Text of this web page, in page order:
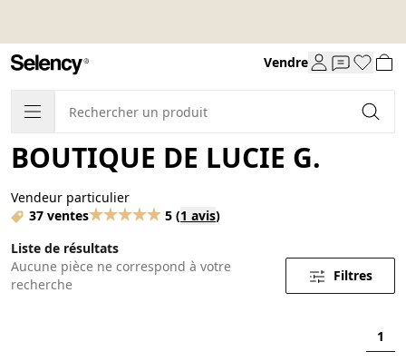
Vendre
BOUTIQUE DE LUCIE G.
Vendeur particulier
37 ventes
5 (1 avis)
Liste de résultats
Aucune pièce ne correspond à votre
recherche
Filtres
1